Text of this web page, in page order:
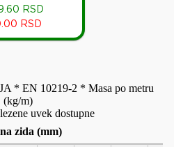
RSD
RSD
* EN 10219-2 * Masa po metru
(kg/m)
uvek dostupne
zida (mm)